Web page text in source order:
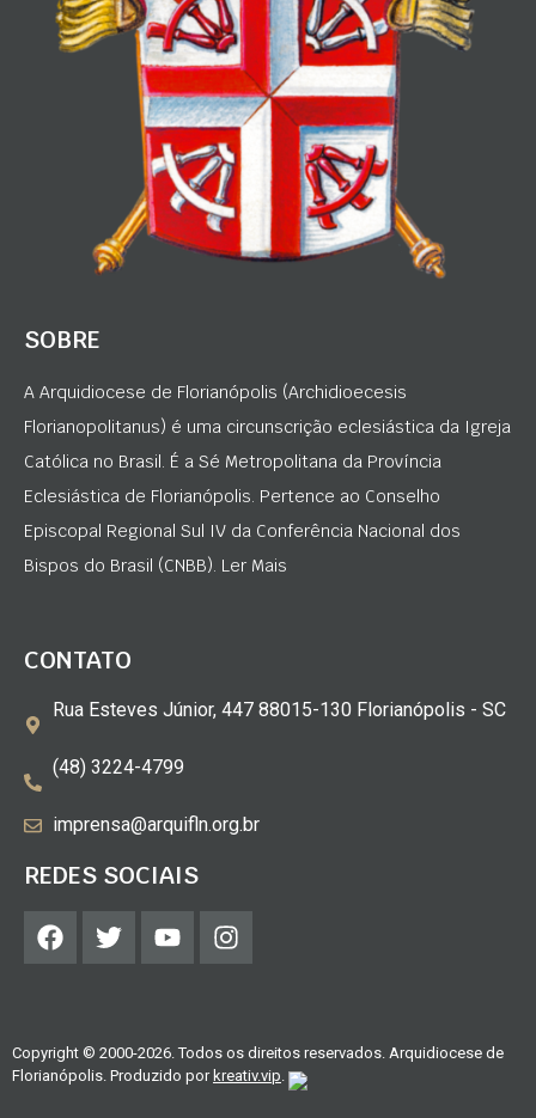
SOBRE
A Arquidiocese de Florianópolis (Archidioecesis
Florianopolitanus) é uma circunscrição eclesiástica da Igreja
Católica no Brasil. É a Sé Metropolitana da Província
Eclesiástica de Florianópolis. Pertence ao Conselho
Episcopal Regional Sul IV da Conferência Nacional dos
Bispos do Brasil (CNBB). Ler Mais
CONTATO
Rua Esteves Júnior, 447 88015-130 Florianópolis - SC
(48) 3224-4799
imprensa@arquifln.org.br
REDES SOCIAIS
Copyright © 2000-2026. Todos os direitos reservados. Arquidiocese de
Florianópolis. Produzido por kreativ.vip.